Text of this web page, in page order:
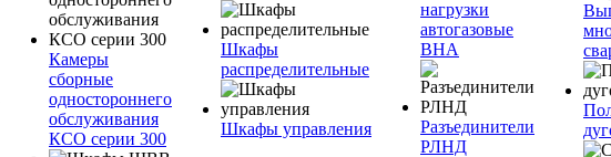
Камеры
сборные
одностороннего
обслуживания
КСО серии 300
Шкафы
распределительные
Шкафы управления
нагрузки
автогазовые
ВНА
Разъединители
РЛНД